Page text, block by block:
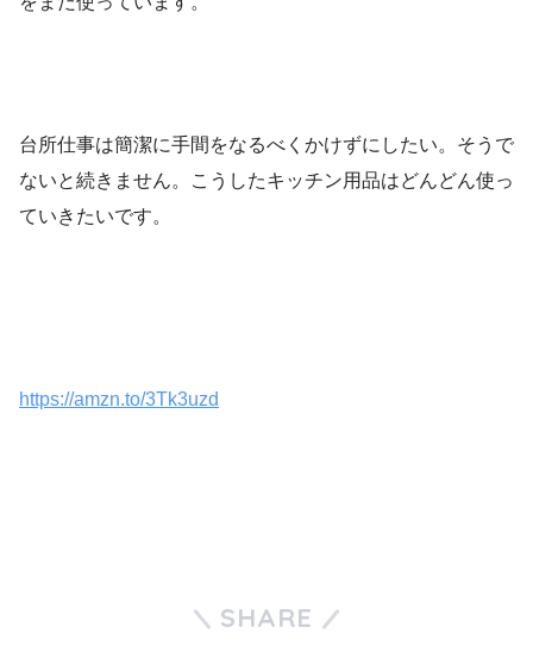
台所仕事は簡潔に手間をなるべくかけずにしたい。そうで
ないと続きません。こうしたキッチン用品はどんどん使っ
ていきたいです。
https://amzn.to/3Tk3uzd
SHARE